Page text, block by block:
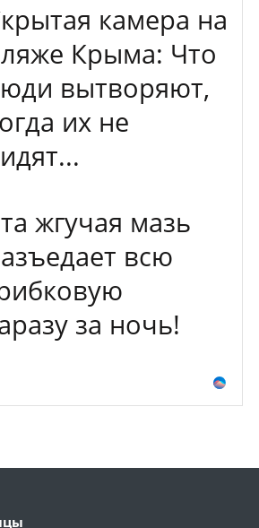
камера на
Крыма: Что
вытворяют,
их не
жгучая мазь
всю
за ночь!